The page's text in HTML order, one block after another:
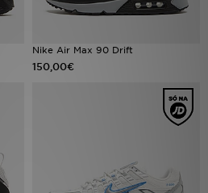
Nike Air Max 90 Drift
150,00€